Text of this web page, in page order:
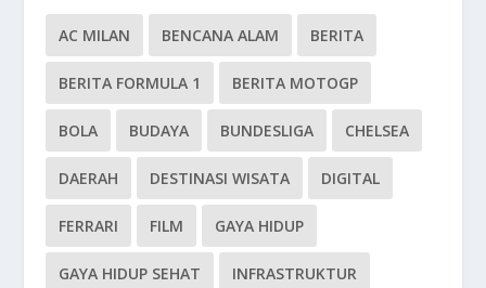
AC MILAN BENCANA ALAM BERITA
BERITA FORMULA 1 BERITA MOTOGP
BOLA BUDAYA BUNDESLIGA CHELSEA
DAERAH DESTINASI WISATA DIGITAL
FERRARI FILM GAYA HIDUP
GAYA HIDUP SEHAT INFRASTRUKTUR